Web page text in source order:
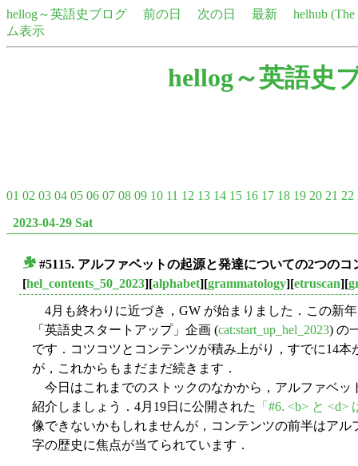
hellog～英語史ブログ 前の日 次の日 最新
helhub
ム表示
hellog～英語史
01 02 03 04 05 06 07 08 09 10 11 12 13 14 15 16 17 18 19 20 21 22
2023-04-29 Sat
#5115. アルファベットの起源と発達についての2つのコ
[hel_contents_50_2023][alphabet][grammatology][etruscan][
4月も終わりに近づき，GW が始まりました．この新
「英語史スタートアップ」企画 (cat:start_up_hel_2023) の
です．コツコツとコンテンツが積み上がり，すでに14
が，これからもまだまだ続きます．
今日はこれまでのストックのなかから，アルファベッ
紹介しましょう．4月19日に公開された
「#6. <b> と
像できないかもしれませんが，コンテンツの前半はア
字の歴史に焦点が当てられています．